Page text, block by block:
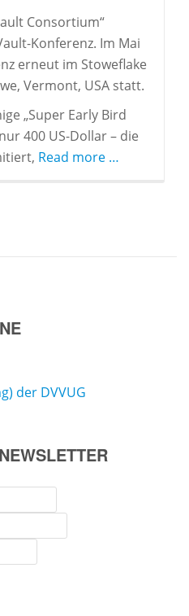
Consortium“
Konferenz. Im Mai
erneut im Stoweflake
Vermont, USA statt.
„Super Early Bird
400 US-Dollar – die
Read more about
WWDVC
…
der DVVUG